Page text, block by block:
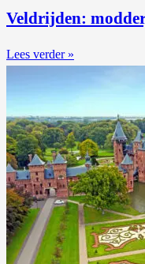
Veldrijden:
Lees verder »